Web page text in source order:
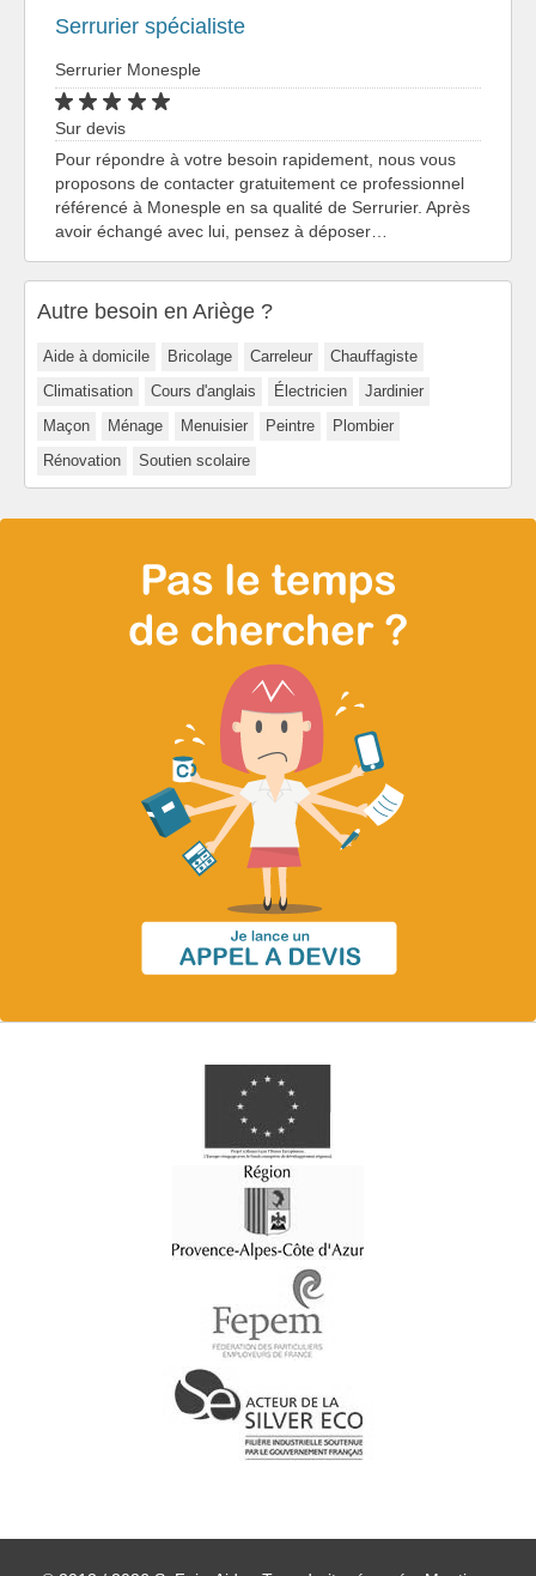
Serrurier spécialiste
Serrurier Monesple
Sur devis
Pour répondre à votre besoin rapidement, nous vous
proposons de contacter gratuitement ce professionnel
référencé à Monesple en sa qualité de Serrurier. Après
avoir échangé avec lui, pensez à déposer…
Autre besoin en Ariège ?
Aide à domicile Bricolage Carreleur
Chauffagiste
Climatisation
Cours d'anglais Électricien
Jardinier
Maçon
Ménage Menuisier Peintre
Plombier
Rénovation
Soutien scolaire